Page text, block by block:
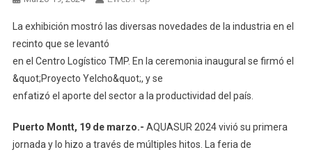
La exhibición mostró las diversas novedades de la industria en el
recinto que se levantó
en el Centro Logístico TMP. En la ceremonia inaugural se firmó el
&quot;Proyecto Yelcho&quot;, y se
enfatizó el aporte del sector a la productividad del país.
Puerto Montt, 19 de marzo.- AQUASUR 2024 vivió su primera
jornada y lo hizo a través de múltiples hitos. La feria de